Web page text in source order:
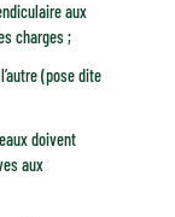
aux
charges ;
(pose dite
doivent
aux